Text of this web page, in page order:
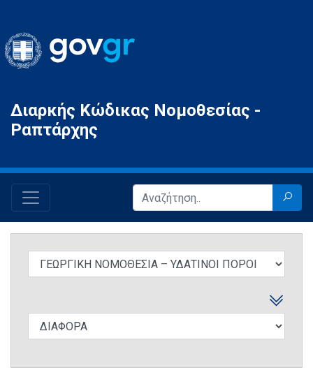
Gov.gr
Διαρκής Κώδικας Νομοθεσίας -
Ραπτάρχης